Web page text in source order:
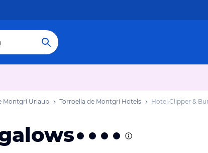
Montgrí Urlaub Torroella de Montgrí Hotels Hotel Clipper &